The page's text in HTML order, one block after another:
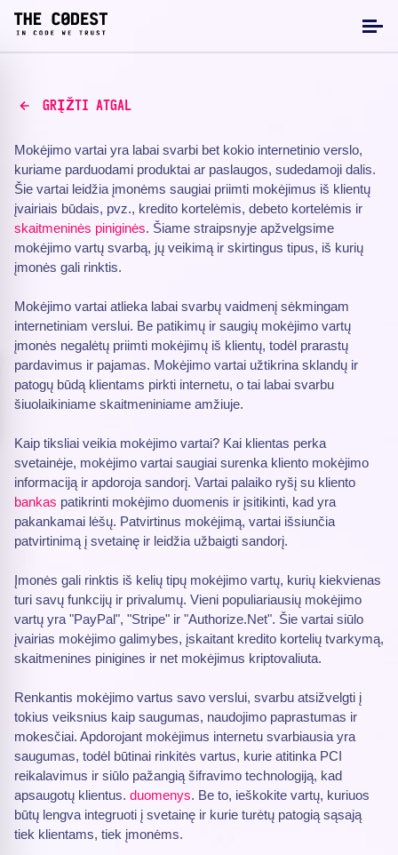
GRĮŽTI ATGAL
Mokėjimo vartai yra labai svarbi bet kokio internetinio verslo,
kuriame parduodami produktai ar paslaugos, sudedamoji dalis.
Šie vartai leidžia įmonėms saugiai priimti mokėjimus iš klientų
įvairiais būdais, pvz., kredito kortelėmis, debeto kortelėmis ir
skaitmeninės piniginės. Šiame straipsnyje apžvelgsime
mokėjimo vartų svarbą, jų veikimą ir skirtingus tipus, iš kurių
įmonės gali rinktis.
Mokėjimo vartai atlieka labai svarbų vaidmenį sėkmingam
internetiniam verslui. Be patikimų ir saugių mokėjimo vartų
įmonės negalėtų priimti mokėjimų iš klientų, todėl prarastų
pardavimus ir pajamas. Mokėjimo vartai užtikrina sklandų ir
patogų būdą klientams pirkti internetu, o tai labai svarbu
šiuolaikiniame skaitmeniniame amžiuje.
Kaip tiksliai veikia mokėjimo vartai? Kai klientas perka
svetainėje, mokėjimo vartai saugiai surenka kliento mokėjimo
informaciją ir apdoroja sandorį. Vartai palaiko ryšį su kliento
bankas patikrinti mokėjimo duomenis ir įsitikinti, kad yra
pakankamai lėšų. Patvirtinus mokėjimą, vartai išsiunčia
patvirtinimą į svetainę ir leidžia užbaigti sandorį.
Įmonės gali rinktis iš kelių tipų mokėjimo vartų, kurių kiekvienas
turi savų funkcijų ir privalumų. Vieni populiariausių mokėjimo
vartų yra "PayPal", "Stripe" ir "Authorize.Net". Šie vartai siūlo
įvairias mokėjimo galimybes, įskaitant kredito kortelių tvarkymą,
skaitmenines pinigines ir net mokėjimus kriptovaliuta.
Renkantis mokėjimo vartus savo verslui, svarbu atsižvelgti į
tokius veiksnius kaip saugumas, naudojimo paprastumas ir
mokesčiai. Apdorojant mokėjimus internetu svarbiausia yra
saugumas, todėl būtinai rinkitės vartus, kurie atitinka PCI
reikalavimus ir siūlo pažangią šifravimo technologiją, kad
apsaugotų klientus. duomenys. Be to, ieškokite vartų, kuriuos
būtų lengva integruoti į svetainę ir kurie turėtų patogią sąsają
tiek klientams, tiek įmonėms.